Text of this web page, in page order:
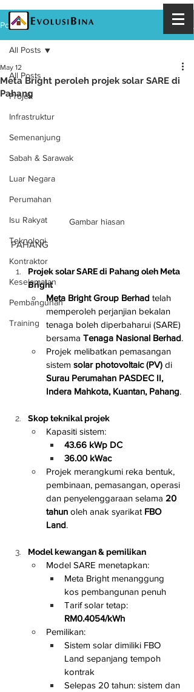
Post
All Posts
Projek
Infrastruktur
Semenanjung
Sabah & Sarawak
Luar Negara
Perumahan
Isu Rakyat
Teknologi
Kontraktor
Keselamatan
Pembangunan
Training
All Posts
Meta Bright peroleh projek solar SARE di
Pahang
May 12
Gambar hiasan
PAHANG
Projek solar SARE di Pahang oleh Meta
Bright
Meta Bright Group Berhad telah
memperoleh perjanjian bekalan
tenaga boleh diperbaharui (SARE)
bersama Tenaga Nasional Berhad.
Projek melibatkan pemasangan
sistem solar photovoltaic (PV) di
Surau Perumahan PASDEC II,
Indera Mahkota, Kuantan, Pahang.
Skop teknikal projek
Kapasiti sistem:
43.66 kWp DC
36.00 kWac
Projek merangkumi reka bentuk,
pembinaan, pemasangan, operasi
dan penyelenggaraan selama 20
tahun oleh anak syarikat FBO
Land.
Model kewangan & pemilikan
Model SARE menetapkan:
Meta Bright menanggung
kos pembangunan penuh
Tarif solar tetap:
RM0.4054/kWh
Pemilikan:
Sistem solar dimiliki FBO
Land sepanjang tempoh
kontrak
Selepas 20 tahun: sistem dan